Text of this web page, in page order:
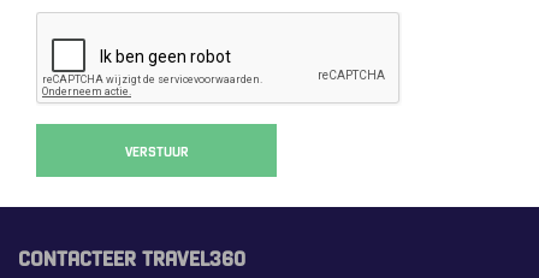
VERSTUUR
CONTACTEER TRAVEL360